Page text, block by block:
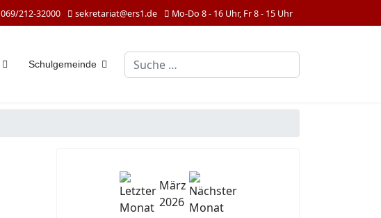
069/212-32000 sekretariat@ers1.de Mo-Do 8 - 16 Uhr, Fr 8 - 15 Uhr
Schulgemeinde Suchen
März
2026